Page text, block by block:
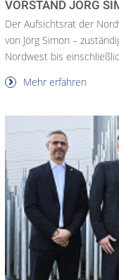
VORSTAND JÖRG
Der Aufsichtsrat der
von Jörg Simon –
Nordwest bis
Mehr erfahren